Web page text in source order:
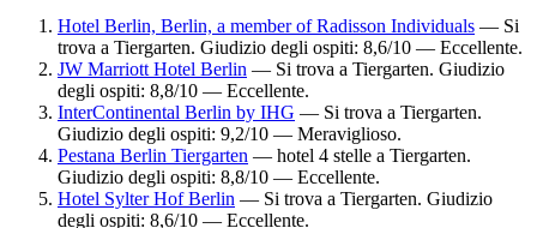
Hotel Berlin, Berlin, a member of Radisson Individuals — Si
trova a Tiergarten. Giudizio degli ospiti: 8,6/10 — Eccellente.
JW Marriott Hotel Berlin — Si trova a Tiergarten. Giudizio
degli ospiti: 8,8/10 — Eccellente.
InterContinental Berlin by IHG — Si trova a Tiergarten.
Giudizio degli ospiti: 9,2/10 — Meraviglioso.
Pestana Berlin Tiergarten — hotel 4 stelle a Tiergarten.
Giudizio degli ospiti: 8,8/10 — Eccellente.
Hotel Sylter Hof Berlin — Si trova a Tiergarten. Giudizio
degli ospiti: 8,6/10 — Eccellente.